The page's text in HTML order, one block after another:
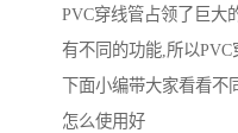
PVC穿线管占领了巨大
有不同的功能,所以PVC
下面小编带大家看看
怎么使用好